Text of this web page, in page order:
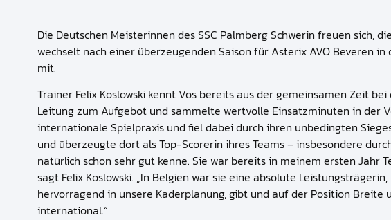
Die Deutschen Meisterinnen des SSC Palmberg Schwerin freuen
wechselt nach einer überzeugenden Saison für Asterix AVO Beveren
mit.
Trainer Felix Koslowski kennt Vos bereits aus der gemeinsamen Zeit
Leitung zum Aufgebot und sammelte wertvolle Einsatzminuten in der
internationale Spielpraxis und fiel dabei durch ihren unbedingten
und überzeugte dort als Top-Scorerin ihres Teams – insbesondere
natürlich schon sehr gut kenne. Sie war bereits in meinem ersten
sagt Felix Koslowski. „In Belgien war sie eine absolute
hervorragend in unsere Kaderplanung, gibt und auf der Position
international.“